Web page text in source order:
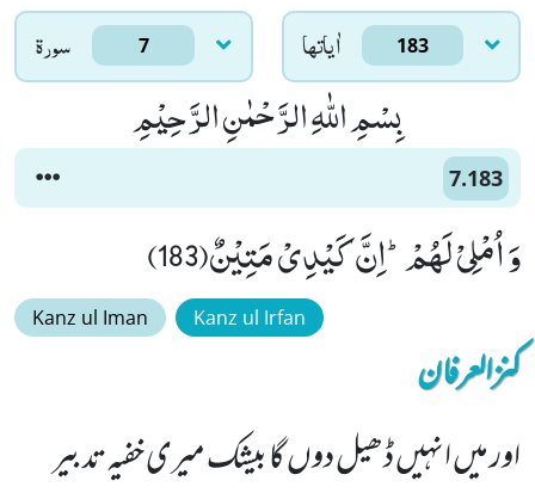
سورۃ 7 اٰياتها 183
بِسْمِ اللّٰهِ الرَّحْمٰنِ الرَّحِیْمِ
7.183
وَ اُمْلِیْ لَهُمْؕ-اِنَّ كَیْدِیْ مَتِیْنٌ(183)
Kanz ul Iman Kanz ul Irfan
کنزالعرفان
اور میں انہیں ڈھیل دوں گا بیشک میری خفیہ تدبیر